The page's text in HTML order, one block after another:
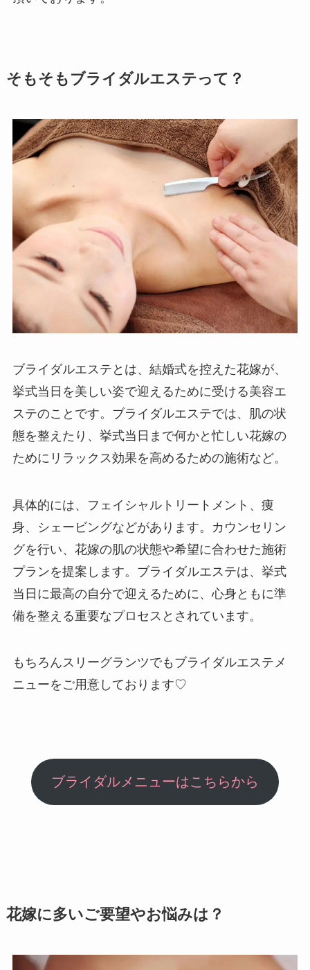
そもそもブライダルエステって？
ブライダルエステとは、結婚式を控えた花嫁が、
挙式当日を美しい姿で迎えるために受ける美容エ
ステのことです。ブライダルエステでは、肌の状
態を整えたり、挙式当日まで何かと忙しい花嫁の
ためにリラックス効果を高めるための施術など。
具体的には、フェイシャルトリートメント、痩
身、シェービングなどがあります。カウンセリン
グを行い、花嫁の肌の状態や希望に合わせた施術
プランを提案します。ブライダルエステは、挙式
当日に最高の自分で迎えるために、心身ともに準
備を整える重要なプロセスとされています。
もちろんスリーグランツでもブライダルエステメ
ニューをご用意しております♡
ブライダルメニューはこちらから
花嫁に多いご要望やお悩みは？